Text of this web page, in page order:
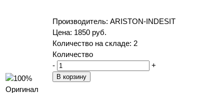
Производитель: ARISTON-INDESIT
Цена: 1850 руб.
Количество на складе: 2
Количество
-
+